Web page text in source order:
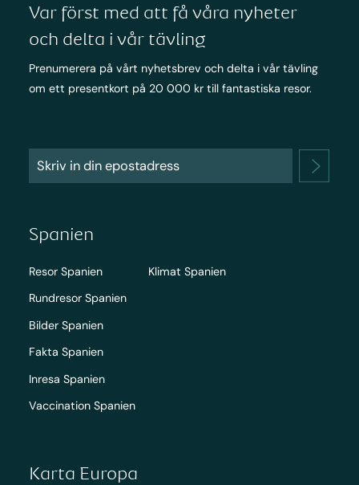
Var först med att få våra nyheter
och delta i vår tävling
Prenumerera på vårt nyhetsbrev och delta i vår tävling
om ett presentkort på 20 000 kr till fantastiska resor.
Spanien
Resor Spanien
Rundresor Spanien
Bilder Spanien
Fakta Spanien
Inresa Spanien
Vaccination Spanien
Klimat Spanien
Karta Europa